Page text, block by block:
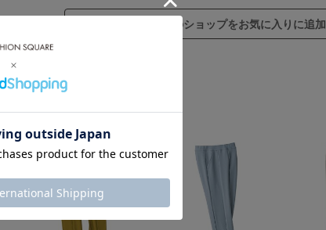
このショップをお気に入りに追加